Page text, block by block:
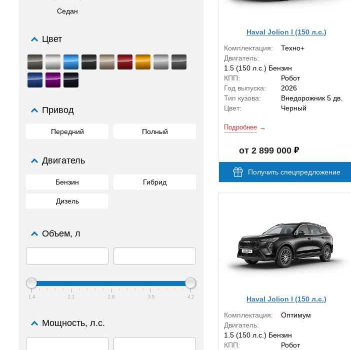
Седан
Цвет
Привод
Передний Полный
Двигатель
Бензин Гибрид
Дизель
Объем, л
1.4 2.1 2.8 3.5 4.2
Мощность, л.с.
Haval Jolion I (150 л.с.)
Комплектация:
Техно+
Двигатель:
1.5 (150 л.с.) Бензин
КПП:
Робот
Год выпуска:
2026
Тип кузова:
Внедорожник 5 дв.
Цвет:
Черный
Подробнее
от 2 899 000
Получить спецпредложение
Haval Jolion I (150 л.с.)
Комплектация:
Оптимум
Двигатель:
1.5 (150 л.с.) Бензин
КПП:
Робот